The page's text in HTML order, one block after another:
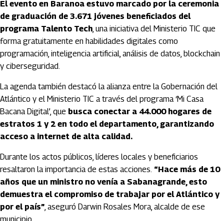
El evento en Baranoa estuvo marcado por la ceremonia
de graduación de 3.671 jóvenes beneficiados del
programa Talento Tech, una iniciativa del Ministerio TIC que
forma gratuitamente en habilidades digitales como
programación, inteligencia artificial, análisis de datos, blockchain
y ciberseguridad.
La agenda también destacó la alianza entre la Gobernación del
Atlántico y el Ministerio TIC a través del programa ‘Mi Casa
Bacana Digital’, que busca conectar a 44.000 hogares de
estratos 1 y 2 en todo el departamento, garantizando
acceso a internet de alta calidad.
Durante los actos públicos, líderes locales y beneficiarios
resaltaron la importancia de estas acciones. “Hace más de 10
años que un ministro no venía a Sabanagrande, esto
demuestra el compromiso de trabajar por el Atlántico y
por el país”, aseguró Darwin Rosales Mora, alcalde de ese